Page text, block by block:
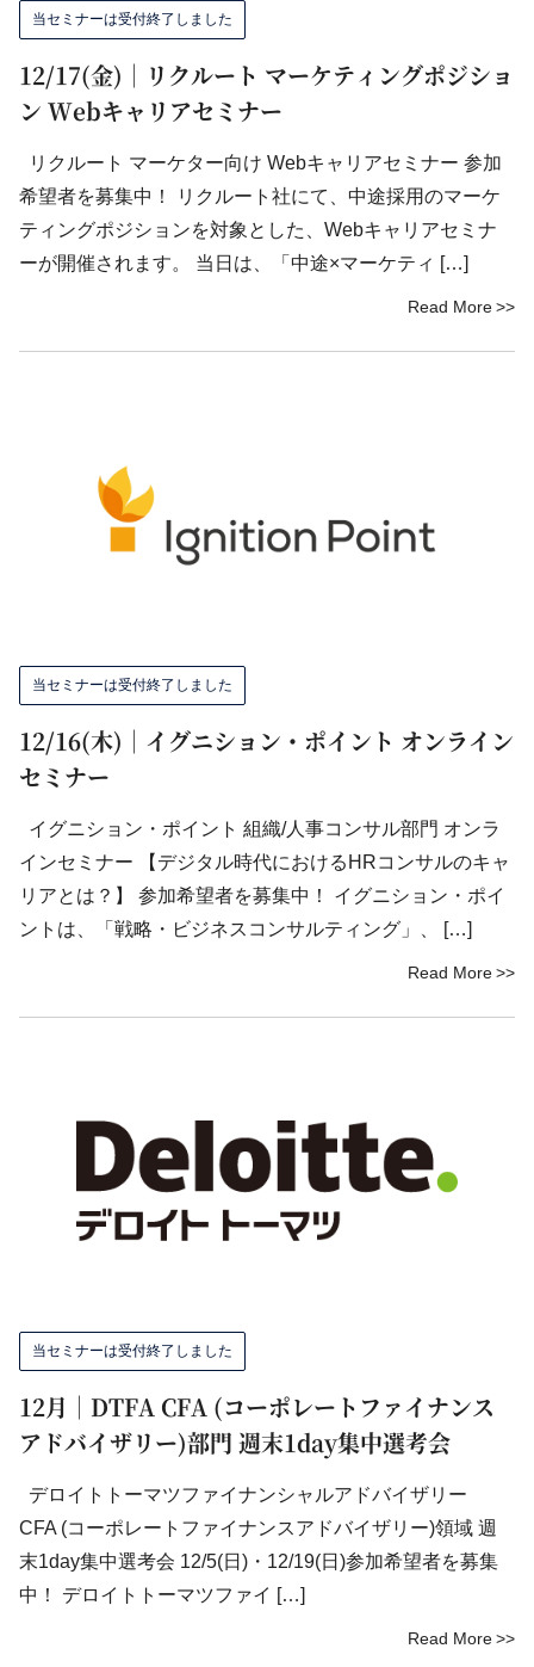
当セミナーは受付終了しました
12/17(金)｜リクルート マーケティングポジショ
ン Webキャリアセミナー
リクルート マーケター向け Webキャリアセミナー 参加
希望者を募集中！ リクルート社にて、中途採用のマーケ
ティングポジションを対象とした、Webキャリアセミナ
ーが開催されます。 当日は、「中途×マーケティ […]
Read More
当セミナーは受付終了しました
12/16(木)｜イグニション・ポイント オンライン
セミナー
イグニション・ポイント 組織/人事コンサル部門 オンラ
インセミナー 【デジタル時代におけるHRコンサルのキャ
リアとは？】 参加希望者を募集中！ イグニション・ポイ
ントは、「戦略・ビジネスコンサルティング」、 […]
Read More
当セミナーは受付終了しました
12月｜DTFA CFA (コーポレートファイナンス
アドバイザリー)部門 週末1day集中選考会
デロイトトーマツファイナンシャルアドバイザリー
CFA (コーポレートファイナンスアドバイザリー)領域 週
末1day集中選考会 12/5(日)・12/19(日)参加希望者を募集
中！ デロイトトーマツファイ […]
Read More